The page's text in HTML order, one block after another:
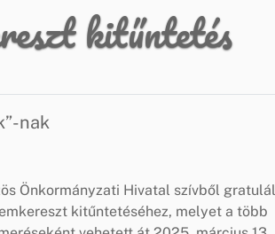
kitűntetés
nak
Önkormányzati Hivatal szívből gratulál
kitűntetéséhez, melyet a több